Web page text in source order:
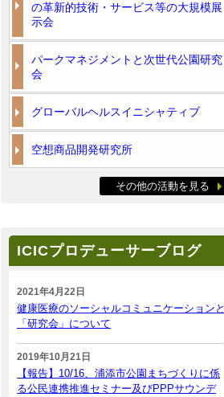
の革新的技術・サービス等の大規模展
示会
パークマネジメントと次世代公園研究
会
グローバルヘルスイニシャティブ
空想商品開発研究所
その他の活動を見る
ICICプロデューサーブログ
2021年4月22日
健康医療のソーシャルコミュニケーションと
「研究会」について
2019年10月21日
【報告】10/16、浦添市公園まちづくりに係
る公民連携推進セミナー及びPPPサウンデ